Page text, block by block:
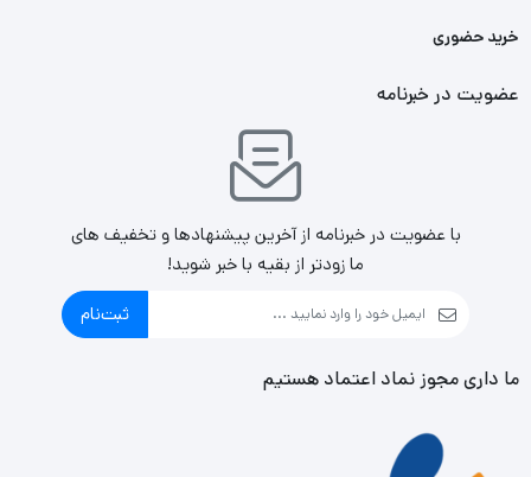
خرید حضوری
عضویت در خبرنامه
با عضویت در خبرنامه از آخرین پیشنهادها و تخفیف های
ما زودتر از بقیه با خبر شوید!
ثبت‌نام
ما داری مجوز نماد اعتماد هستیم